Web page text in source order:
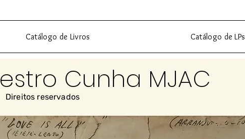
Catálogo de Livros Catálogo de LPs
Cunha MJAC
Direitos reservados